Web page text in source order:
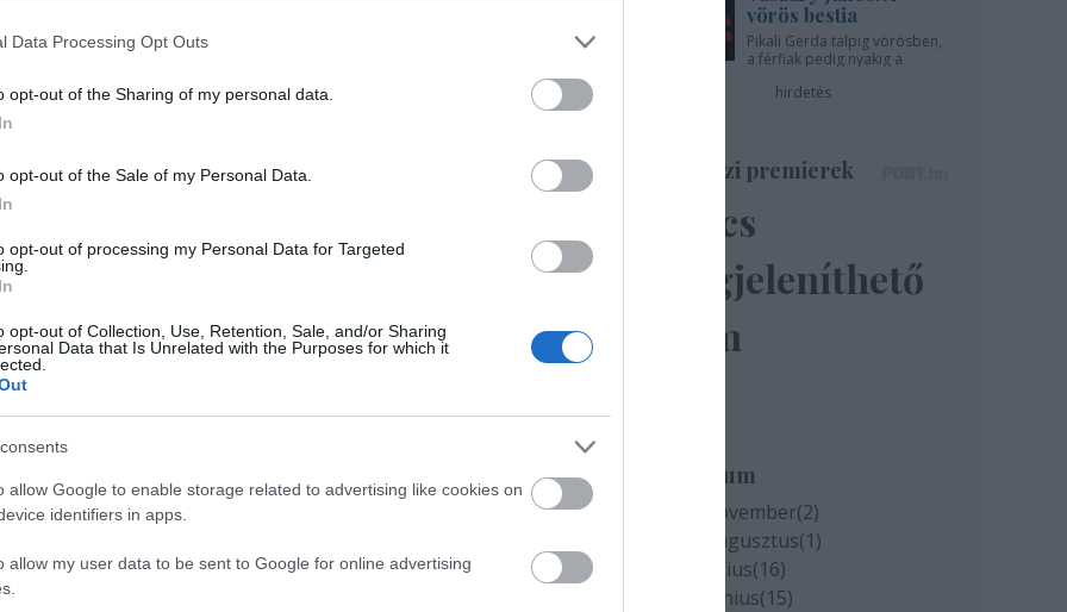
Data Processing Opt Outs
opt-out of the Sharing of my personal data.
opt-out of the Sale of my Personal Data.
opt-out of processing my Personal Data for Targeted
opt-out of Collection, Use, Retention, Sale, and/or Sharing
Data that Is Unrelated with the Purposes for which it
allow Google to enable storage related to advertising like cookies on
identifiers in apps.
allow my user data to be sent to Google for online advertising
ember.
a
forrás: Turek Miklós
vörös bestia
Pikali Gerda talpig vörösben,
a férfiak pedig nyakig a
hirdetés
Színházi premierek
Nincs
megjeleníthető
elem
Archívum
2020 november(2)
2020 augusztus(1)
2020 július(16)
2020 június(15)